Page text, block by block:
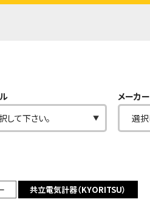
メーカー
共立電気計器（KYORITSU）